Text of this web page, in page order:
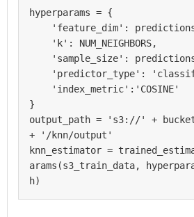
hyperparams = {
}
output_path = 's3://' +
+ '/knn/output'
knn_estimator =
arams(s3_train_data,